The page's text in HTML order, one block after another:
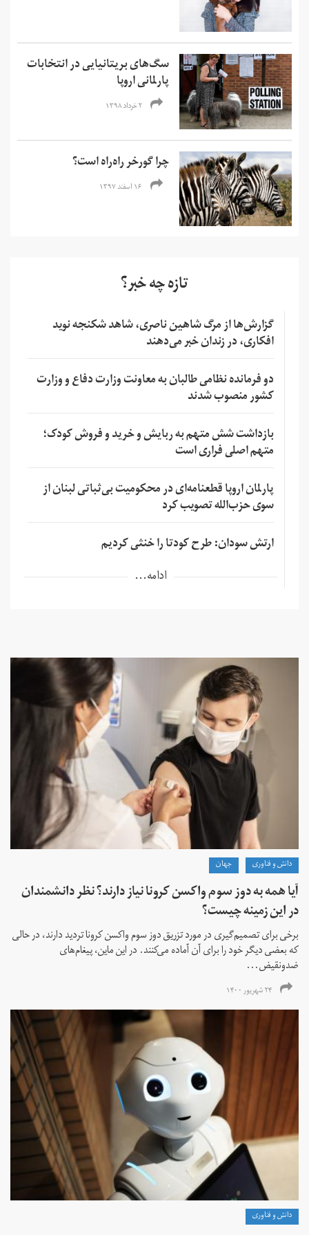
سگ‌های بریتانیایی در انتخابات
پارلمانی اروپا
۲ خرداد ۱۳۹۸
چرا گورخر راه‌راه است؟
۱۶ اسفند ۱۳۹۷
تازه چه خبر؟
گزارش‌ها از مرگ شاهین ناصری، شاهد شکنجه نوید
افکاری، در زندان خبر می‌دهند
دو فرمانده نظامی طالبان به معاونت وزارت دفاع و وزارت
کشور منصوب شدند
بازداشت شش متهم به ربایش و خرید و فروش کودک؛
متهم اصلی فراری است
پارلمان اروپا قطعنامه‌ای در محکومیت بی‌ثباتی لبنان از
سوی حزب‌الله تصویب کرد
ارتش سودان: طرح کودتا را خنثی کردیم
ادامه...
دانش و فناوری جهان
آیا همه به دوز سوم واکسن کرونا نیاز دارند؟ نظر دانشمندان
در این زمینه چیست؟
برخی برای تصمیم‌گیری در مورد تزریق دوز سوم واکسن کرونا تردید دارند، در حالی
که بعضی دیگر خود را برای آن آماده می‌کنند. در این ماین، پیغام‌های
ضدونقیض...
۲۴ شهریور ۱۴۰۰
دانش و فناوری